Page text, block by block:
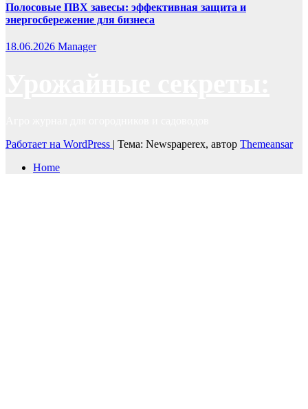
Полосовые ПВХ завесы: эффективная защита и
энергосбережение для бизнеса
18.06.2026 Manager
Работает на WordPress | Тема: Newspaperex, автор Themeansar
Home